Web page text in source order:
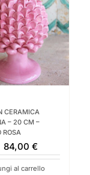
CERAMICA
– 20 CM –
ROSA
84,00€
al carrello